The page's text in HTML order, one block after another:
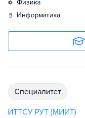
физика
информатика
специалитет
ИТТСУ РУТ (МИИТ)